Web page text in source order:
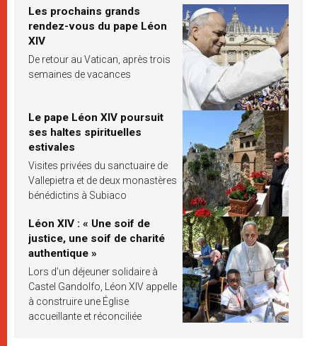
Les prochains grands
rendez-vous du pape Léon
XIV
De retour au Vatican, après trois
semaines de vacances
Le pape Léon XIV poursuit
ses haltes spirituelles
estivales
Visites privées du sanctuaire de
Vallepietra et de deux monastères
bénédictins à Subiaco
Léon XIV : « Une soif de
justice, une soif de charité
authentique »
Lors d’un déjeuner solidaire à
Castel Gandolfo, Léon XIV appelle
à construire une Église
accueillante et réconciliée